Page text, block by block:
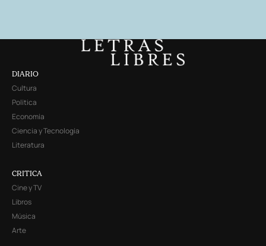
DIARIO
Cultura
Política
Economía
Ciencia y Tecnología
Literatura
CRITICA
Cine y TV
Libros
Música
Arte